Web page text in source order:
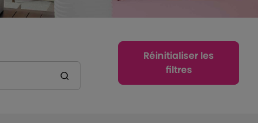
Réinitialiser les
filtres